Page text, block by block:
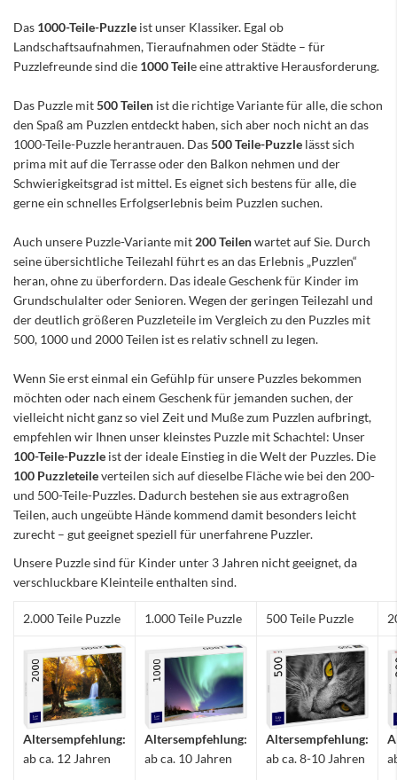
Das 1000-Teile-Puzzle ist unser Klassiker. Egal ob
Landschaftsaufnahmen, Tieraufnahmen oder Städte – für
Puzzlefreunde sind die 1000 Teile eine attraktive Herausforderung.
Das Puzzle mit500 Teilen ist die richtige Variante für alle, die schon
den Spaß am Puzzlen entdeckt haben, sich aber noch nicht an das
1000-Teile-Puzzle herantrauen. Das500 Teile-Puzzle lässt sich
prima mit auf die Terrasse oder den Balkon nehmen und der
Schwierigkeitsgrad ist mittel. Es eignet sich bestens für alle, die
gerne ein schnelles Erfolgserlebnis beim Puzzlen suchen.
Auch unsere Puzzle-Variante mit 200 Teilenwartet auf Sie. Durch
seine übersichtliche Teilezahl führt es an das Erlebnis „Puzzlen“
heran, ohne zu überfordern. Das ideale Geschenk für Kinder im
Grundschulalter oder Senioren. Wegen der geringen Teilezahl und
der deutlich größeren Puzzleteile im Vergleich zu den Puzzles mit
500, 1000 und 2000 Teilen ist es relativ schnell zu legen.
Wenn Sie erst einmal ein Gefühlp für unsere Puzzles bekommen
möchten oder nach einem Geschenk für jemanden suchen, der
vielleicht nicht ganz so viel Zeit und Muße zum Puzzlen aufbringt,
empfehlen wir Ihnen unser kleinstes Puzzle mit Schachtel: Unser
100-Teile-Puzzle ist der ideale Einstieg in die Welt der Puzzles. Die
100 Puzzleteileverteilen sich auf dieselbe Fläche wie bei den 200-
und 500-Teile-Puzzles. Dadurch bestehen sie aus extragroßen
Teilen, auch ungeübte Hände kommend damit besonders leicht
zurecht – gut geeignet speziell für unerfahrene Puzzler.
Unsere Puzzle sind für Kinder unter 3 Jahren nicht geeignet, da
verschluckbare Kleinteile enthalten sind.
2.000 Teile Puzzle 1.000 Teile Puzzle 500 Teile Puzzle
Altersempfehlung:
ab ca. 12 Jahren
Altersempfehlung:
ab ca. 10 Jahren
Altersempfehlung:
ab ca. 8-10 Jahren